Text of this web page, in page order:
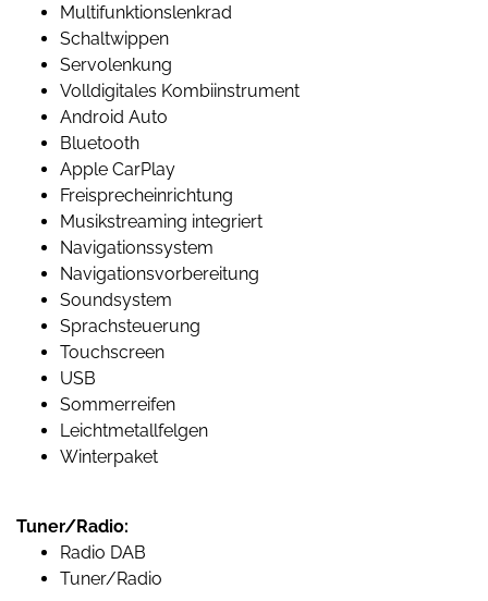
Multifunktionslenkrad
Schaltwippen
Servolenkung
Volldigitales Kombiinstrument
Android Auto
Bluetooth
Apple CarPlay
Freisprecheinrichtung
Musikstreaming integriert
Navigationssystem
Navigationsvorbereitung
Soundsystem
Sprachsteuerung
Touchscreen
USB
Sommerreifen
Leichtmetallfelgen
Winterpaket
Tuner/Radio:
Radio DAB
Tuner/Radio